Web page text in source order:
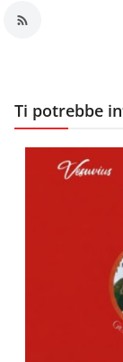
Ti potrebbe